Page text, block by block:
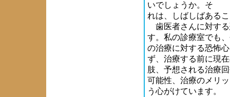
いでしょうか。そ
れは、しばしばある
歯医者さんに対する
す。私の診療室でも
の治療に対する恐怖
ず、治療する前に現
肢、予想される治療
可能性、治療のメリ
う心がけています。